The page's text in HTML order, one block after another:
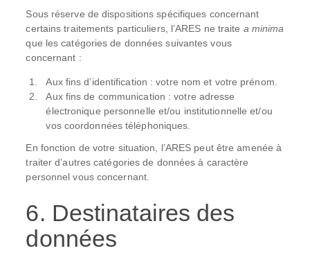
Sous réserve de dispositions spécifiques concernant
certains traitements particuliers, l’ARES ne traite a minima
que les catégories de données suivantes vous
concernant :
Aux fins d’identification : votre nom et votre prénom.
Aux fins de communication : votre adresse
électronique personnelle et/ou institutionnelle et/ou
vos coordonnées téléphoniques.
En fonction de votre situation, l’ARES peut être amenée à
traiter d’autres catégories de données à caractère
personnel vous concernant.
6. Destinataires des
données